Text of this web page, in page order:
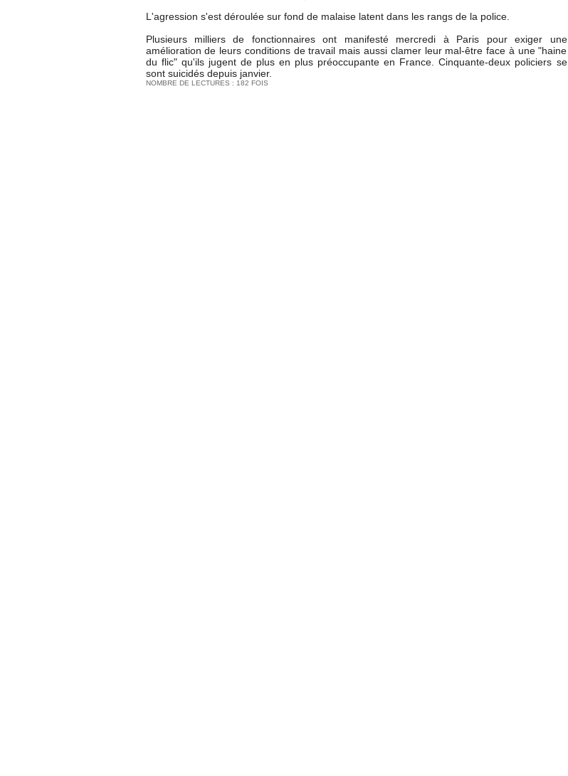
L'agression s'est déroulée sur fond de malaise latent dans les rangs de la police.
Plusieurs milliers de fonctionnaires ont manifesté mercredi à Paris pour exiger une
amélioration de leurs conditions de travail mais aussi clamer leur mal-être face à une "haine
du flic" qu'ils jugent de plus en plus préoccupante en France. Cinquante-deux policiers se
sont suicidés depuis janvier.
NOMBRE DE LECTURES : 182 FOIS